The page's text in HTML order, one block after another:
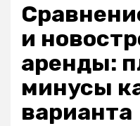
и
аренды:
минусы
варианта